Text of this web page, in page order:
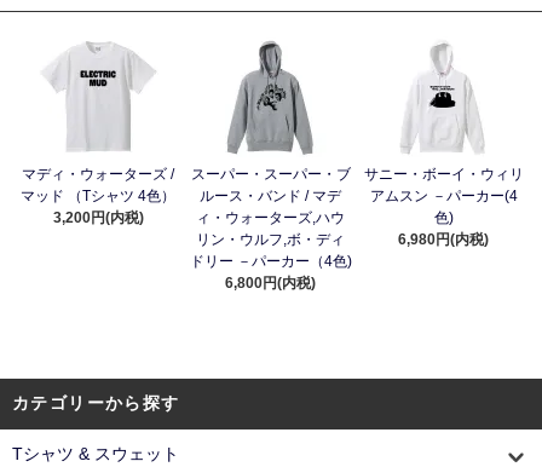
マディ・ウォーターズ /
マッド （Tシャツ 4色）
3,200円(内税)
スーパー・スーパー・ブ
ルース・バンド / マデ
ィ・ウォーターズ,ハウ
リン・ウルフ,ボ・ディ
ドリー －パーカー（4色)
6,800円(内税)
サニー・ボーイ・ウィリ
アムスン －パーカー(4
色)
6,980円(内税)
カテゴリーから探す
Tシャツ & スウェット